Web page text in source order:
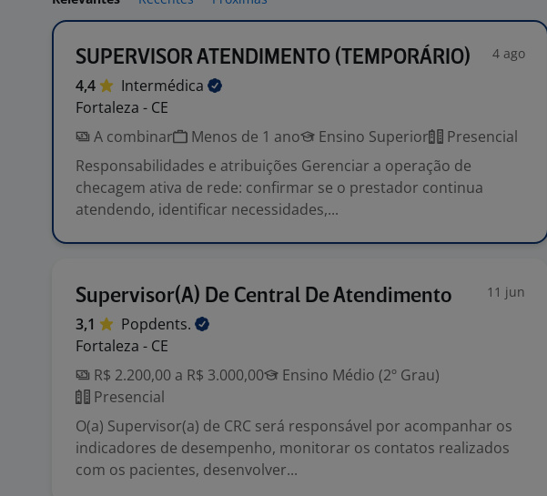
SUPERVISOR ATENDIMENTO (TEMPORÁRIO) 4 ago
4,4
Intermédica
Fortaleza - CE
A combinar
Menos de 1 ano Ensino Superior
Presencial
Responsabilidades e atribuições Gerenciar a operação de
checagem ativa de rede: confirmar se o prestador continua
atendendo, identificar necessidades,...
Supervisor(A) De Central De Atendimento 11 jun
3,1
Popdents.
Fortaleza - CE
R$ 2.200,00 a R$ 3.000,00
Ensino Médio (2º Grau)
Presencial
O(a) Supervisor(a) de CRC será responsável por acompanhar os
indicadores de desempenho, monitorar os contatos realizados
com os pacientes, desenvolver...